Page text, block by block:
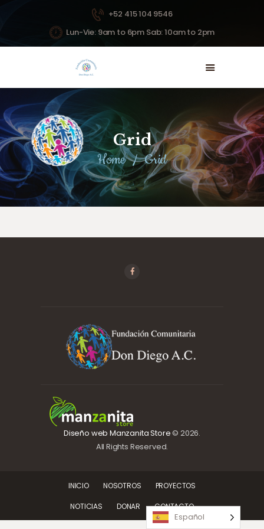
+52 415 104 9546
Lun-Vie: 9am to 6pm Sab: 10am to 2pm
Grid
Home Grid
INICIO
NOSOTROS
PROYECTOS
NOTICIAS
DONAR
CONTACTO
Diseño web Manzanita Store© 2026.
All Rights Reserved.
INICIO NOSOTROS PROYECTOS
NOTICIAS DONAR CONTACTO
Español